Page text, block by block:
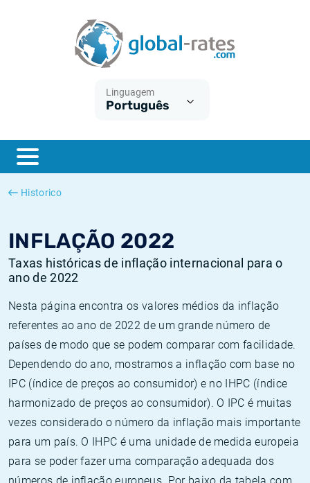
Linguagem
Português
Historico
INFLAÇÃO 2022
Taxas históricas de inflação internacional para o
ano de 2022
Nesta página encontra os valores médios da inflação
referentes ao ano de 2022 de um grande número de
países de modo que se podem comparar com facilidade.
Dependendo do ano, mostramos a inflação com base no
IPC (índice de preços ao consumidor) e no IHPC (índice
harmonizado de preços ao consumidor). O IPC é muitas
vezes considerado o número da inflação mais importante
para um país. O IHPC é uma unidade de medida europeia
para se poder fazer uma comparação adequada dos
ESTER
SONIA
O que é a inflação do IPC?
O que é a inflação do IHPC?
Inflação Estados Unidos
Inflação Europa
Taxas Euribor históricas
Taxas ESTER históricas
Taxas SONIA históricas
Taxas TONAR históricas
Calculadora de inflação